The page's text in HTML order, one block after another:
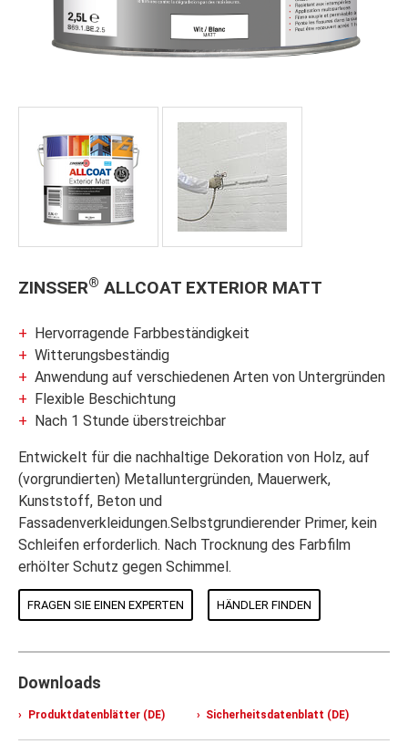
ZINSSER® ALLCOAT EXTERIOR MATT
Hervorragende Farbbeständigkeit
Witterungsbeständig
Anwendung auf verschiedenen Arten von Untergründen
Flexible Beschichtung
Nach 1 Stunde überstreichbar
Entwickelt für die nachhaltige Dekoration von Holz, auf
(vorgrundierten) Metalluntergründen, Mauerwerk,
Kunststoff, Beton und
Fassadenverkleidungen.Selbstgrundierender Primer, kein
Schleifen erforderlich. Nach Trocknung des Farbfilm
erhölter Schutz gegen Schimmel.
FRAGEN SIE EINEN EXPERTEN HÄNDLER FINDEN
Downloads
Produktdatenblätter (DE) Sicherheitsdatenblatt (DE)